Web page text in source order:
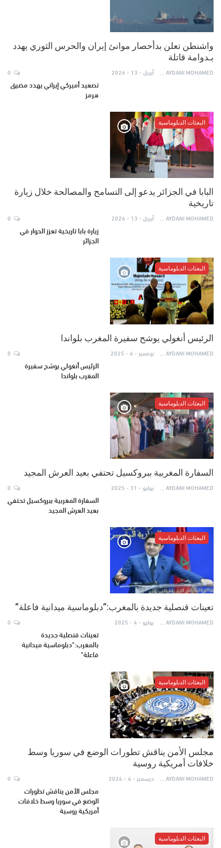
واشنطن تعلن بدأحصار موانئ إيران والحرس الثوري يهدد
بـدوامة قاتلة
AYDANI MOHAMED أبريل - 13 - 2026
تصعيد أميركي إيراني يهدد مضيق
هرمز
البعثات الدبلوماسية
البابا في الجزائر يدعو إلى التسامح والمصالحة خلال زيارة
تاريخية
AYDANI MOHAMED أبريل - 13 - 2026
زيارة بابا تاريخية تعزز الحوار في
الجزائر
البعثات الدبلوماسية
الرئيس أنغولي يوشح سفيرة المغرب بلواندا
AYDANI MOHAMED نوفمبر - 6 - 2025
الرئيس أنغولي يوشح سفيرة
المغرب بلواندا
البعثات الدبلوماسية
السفارة المغربية ببروكسيل تحتفي بعيد العرش المجيد
AYDANI MOHAMED يوليو - 31 - 2025
السفارة المغربية ببروكسيل تحتفي
بعيد العرش المجيد
البعثات الدبلوماسية
تعينات قنصلية جديدة بالمغرب:”دبلوماسية ميدانية فاعلة”
AYDANI MOHAMED يوليو - 4 - 2025
تعينات قنصلية جديدة
بالمغرب:"دبلوماسية ميدانية
فاعلة"
البعثات الدبلوماسية
مجلس الأمن يناقش تطورات الوضع في سوريا وسط
خلافات أمريكية روسية
AYDANI MOHAMED ديسمبر - 4 - 2024
مجلس الأمن يناقش تطورات
الوضع في سوريا وسط خلافات
أمريكية روسية
البعثات الدبلوماسية